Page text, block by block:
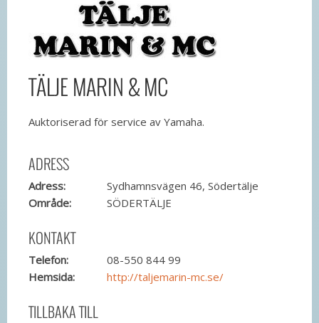
TÄLJE MARIN & MC
Auktoriserad för service av Yamaha.
ADRESS
Adress:
Sydhamnsvägen 46, Södertälje
Område:
SÖDERTÄLJE
KONTAKT
Telefon:
08-550 844 99
Hemsida:
http://taljemarin-mc.se/
TILLBAKA TILL